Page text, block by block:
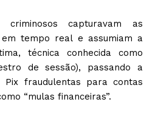
criminosos capturavam as
tempo real e assumiam a
técnica conhecida como
de sessão), passando a
Pix fraudulentas para contas
“mulas financeiras”.